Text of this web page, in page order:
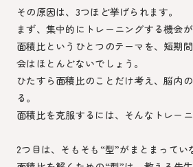
その原因は、3つほど挙げられます。
まず、集中的にトレーニングする機会
面積比というひとつのテーマを、短期
会はほとんどないでしょう。
ひたすら面積比のことだけ考え、脳内
る。
面積比を克服するには、そんなトレーニ
2つ目は、そもそも“型”がまとまってい